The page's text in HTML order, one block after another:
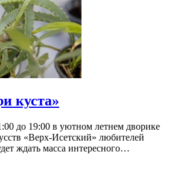
куста»
до 19:00 в уютном летнем дворике
«Верх-Исетский» любителей
ждать масса интересного…